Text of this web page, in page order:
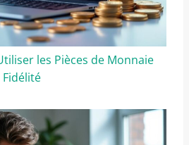
les Pièces de Monnaie